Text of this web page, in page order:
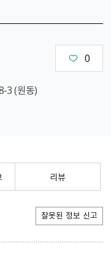
0
3 (원동)
리뷰
잘못된 정보 신고